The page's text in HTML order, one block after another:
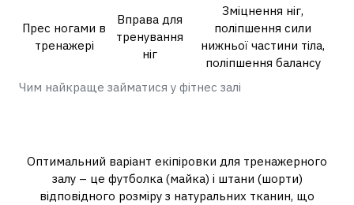
Чим найкраще займатися у фітнес залі
Прес ногами в
тренажері
Вправа для
тренування
ніг
Зміцнення ніг,
поліпшення сили
нижньої частини тіла,
поліпшення балансу
Оптимальний варіант екіпіровки для тренажерного
залу – це футболка (майка) і штани (шорти)
відповідного розміру з натуральних тканин, що